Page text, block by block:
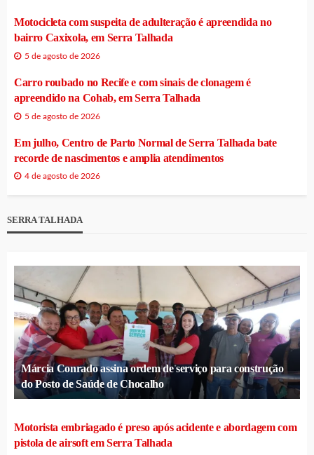
Motocicleta com suspeita de adulteração é apreendida no
bairro Caxixola, em Serra Talhada
5 de agosto de 2026
Carro roubado no Recife e com sinais de clonagem é
apreendido na Cohab, em Serra Talhada
5 de agosto de 2026
Em julho, Centro de Parto Normal de Serra Talhada bate
recorde de nascimentos e amplia atendimentos
4 de agosto de 2026
SERRA TALHADA
Márcia Conrado assina ordem de serviço para construção
do Posto de Saúde de Chocalho
Motorista embriagado é preso após acidente e abordagem com
pistola de airsoft em Serra Talhada